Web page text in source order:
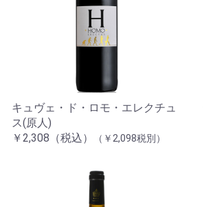
キュヴェ・ド・ロモ・エレクチュ
ス(原人)
￥2,308（税込）
（￥2,098税別）